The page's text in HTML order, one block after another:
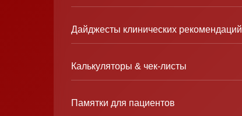
Дайджесты клинических рекомендаций
Калькуляторы & чек-листы
Памятки для пациентов